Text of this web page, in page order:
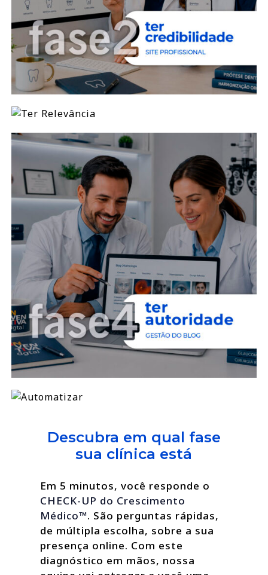
Descubra em qual fase
sua clínica está
Em 5 minutos, você responde o
CHECK-UP do Crescimento
Médico™. São perguntas rápidas,
de múltipla escolha, sobre a sua
presença online. Com este
diagnóstico em mãos, nossa